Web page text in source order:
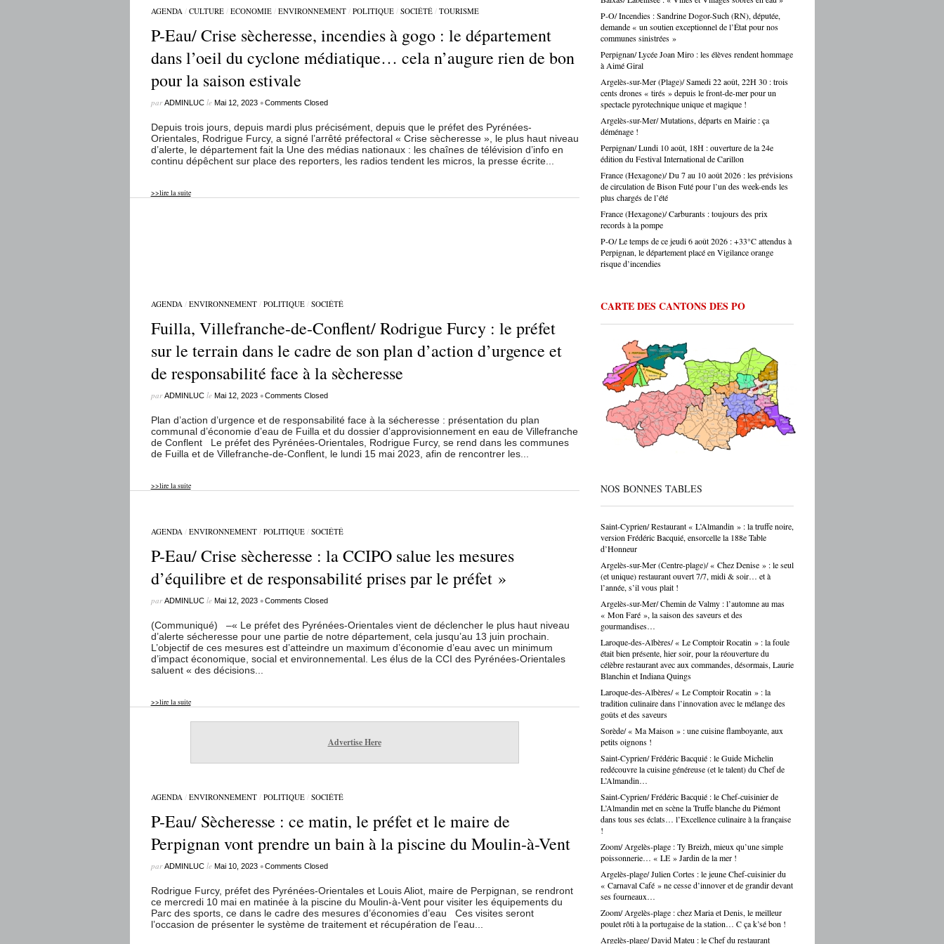
AGENDA/ CULTURE/ ECONOMIE/ ENVIRONNEMENT/ POLITIQUE/ SOCIÉTÉ/ TOURISME
P-Eau/ Crise sècheresse, incendies à gogo : le département
dans l’oeil du cyclone médiatique… cela n’augure rien de bon
pour la saison estivale
parADMINLUCle Mai 12, 2023 •Comments Closed
Depuis trois jours, depuis mardi plus précisément, depuis que le préfet des Pyrénées-
Orientales, Rodrigue Furcy, a signé l’arrêté préfectoral « Crise sècheresse », le plus haut niveau
d’alerte, le département fait la Une des médias nationaux : les chaînes de télévision d’info en
continu dépêchent sur place des reporters, les radios tendent les micros, la presse écrite...
>>lire la suite
AGENDA/ ENVIRONNEMENT/ POLITIQUE/ SOCIÉTÉ
Fuilla, Villefranche-de-Conflent/ Rodrigue Furcy : le préfet
sur le terrain dans le cadre de son plan d’action d’urgence et
de responsabilité face à la sècheresse
parADMINLUCle Mai 12, 2023 •Comments Closed
Plan d’action d’urgence et de responsabilité face à la sécheresse : présentation du plan
communal d’économie d’eau de Fuilla et du dossier d’approvisionnement en eau de Villefranche
de Conflent Le préfet des Pyrénées-Orientales, Rodrigue Furcy, se rend dans les communes
de Fuilla et de Villefranche-de-Conflent, le lundi 15 mai 2023, afin de rencontrer les...
>>lire la suite
AGENDA/ ENVIRONNEMENT/ POLITIQUE/ SOCIÉTÉ
P-Eau/ Crise sècheresse : la CCIPO salue les mesures
d’équilibre et de responsabilité prises par le préfet »
parADMINLUCle Mai 12, 2023 •Comments Closed
(Communiqué) –« Le préfet des Pyrénées-Orientales vient de déclencher le plus haut niveau
d’alerte sécheresse pour une partie de notre département, cela jusqu’au 13 juin prochain.
L’objectif de ces mesures est d’atteindre un maximum d’économie d’eau avec un minimum
d’impact économique, social et environnemental. Les élus de la CCI des Pyrénées-Orientales
saluent « des décisions...
>>lire la suite
Advertise Here
AGENDA/ ENVIRONNEMENT/ POLITIQUE/ SOCIÉTÉ
P-Eau/ Sècheresse : ce matin, le préfet et le maire de
Perpignan vont prendre un bain à la piscine du Moulin-à-Vent
parADMINLUCle Mai 10, 2023 •Comments Closed
Rodrigue Furcy, préfet des Pyrénées-Orientales et Louis Aliot, maire de Perpignan, se rendront
ce mercredi 10 mai en matinée à la piscine du Moulin-à-Vent pour visiter les équipements du
Parc des sports, ce dans le cadre des mesures d’économies d’eau Ces visites seront
l’occasion de présenter le système de traitement et récupération de l’eau...
là ferment, c’est toute une vie de territoire qui se
dégrade. Alors oui, on se bat pour eux, on les
défend auprès des collectivités, des institutions, du
législateur. Et on ne fait pas ça mollement. »
Ouillade.eu : justement, est-ce que les artisans
traversent une période difficile en ce moment ? -
Jérôme Montes : « Comme partout en France, les
artisans font face à une accumulation de pressions
: charges en hausse, coût des matières premières,
difficultés de recrutement, concurrence déloyale…
Et dans un département comme le nôtre, qui
présente des fragilités socio-économiques bien
identifiées, ces difficultés sont souvent amplifiées.
Le pouvoir d’achat des ménages qui se contracte,
ça touche directement les artisans. Mais je ne
veux pas verser dans le catastrophisme : il y a
aussi beaucoup de créations, beaucoup
d’énergie, beaucoup de jeunes qui choisissent
l’apprentissage et les métiers manuels. La
parlez de recrutement. On entend souvent que
l’artisanat ne trouve pas ses apprentis… -Jérôme
Montes : « C’est un sujet majeur, effectivement. Il y
trouver du travail immédiatement à la sortie du
société sur ces formations reste parfois
condescendant — et ça, franchement, c’est être
déconnecté de la réalité. Choisir un CAP de
pâtissier ou de carrossier, c’est choisir un métier,
un savoir-faire, une indépendance possible. Ce
n’est pas un choix par défaut. C’est souvent un
choix par passion. Et là, Cécile Hernandez nous
donne une belle leçon : la passion et[…]
Rien à voir avec Argelès-sur-Mer. Une confusion
qui est régulièrement faite par les touristes… et
certains journalistes parisiens. Sans oublier,
désormais, les chauffeurs de taxi parisiens.
P-O/ Incendies : Sandrine Dogor-Such (RN), députée,
demande « un soutien exceptionnel de l’État pour nos
communes sinistrées »
Perpignan/ Lycée Joan Miro : les élèves rendent hommage
à Aimé Giral
Argelès-sur-Mer (Plage)/ Samedi 22 août, 22H 30 : trois
cents drones « tirés » depuis le front-de-mer pour un
spectacle pyrotechnique unique et magique !
Argelès-sur-Mer/ Mutations, départs en Mairie : ça
déménage !
Perpignan/ Lundi 10 août, 18H : ouverture de la 24e
édition du Festival International de Carillon
France (Hexagone)/ Du 7 au 10 août 2026 : les prévisions
de circulation de Bison Futé pour l’un des week-ends les
plus chargés de l’été
France (Hexagone)/ Carburants : toujours des prix
records à la pompe
P-O/ Le temps de ce jeudi 6 août 2026 : +33°C attendus à
Perpignan, le département placé en Vigilance orange
risque d’incendies
CARTE DES CANTONS DES PO
NOS BONNES TABLES
Saint-Cyprien/ Restaurant « L’Almandin » : la truffe noire,
version Frédéric Bacquié, ensorcelle la 188e Table
d’Honneur
Argelès-sur-Mer (Centre-plage)/ « Chez Denise » : le seul
(et unique) restaurant ouvert 7/7, midi & soir… et à
l’année, s’il vous plait !
Argelès-sur-Mer/ Chemin de Valmy : l’automne au mas
« Mon Faré », la saison des saveurs et des
gourmandises…
Laroque-des-Albères/ « Le Comptoir Rocatin » : la foule
était bien présente, hier soir, pour la réouverture du
célèbre restaurant avec aux commandes, désormais, Laurie
Blanchin et Indiana Quings
Laroque-des-Albères/ « Le Comptoir Rocatin » : la
tradition culinaire dans l’innovation avec le mélange des
goûts et des saveurs
Sorède/ « Ma Maison » : une cuisine flamboyante, aux
petits oignons !
Saint-Cyprien/ Frédéric Bacquié : le Guide Michelin
redécouvre la cuisine généreuse (et le talent) du Chef de
L’Almandin…
Saint-Cyprien/ Frédéric Bacquié : le Chef-cuisinier de
L’Almandin met en scène la Truffe blanche du Piémont
dans tous ses éclats… l’Excellence culinaire à la française
!
Zoom/ Argelès-plage : Ty Breizh, mieux qu’une simple
poissonnerie… « LE » Jardin de la mer !
Argelès-plage/ Julien Cortes : le jeune Chef-cuisinier du
« Carnaval Café » ne cesse d’innover et de grandir devant
ses fourneaux…
Zoom/ Argelès-plage : chez Maria et Denis, le meilleur
poulet rôti à la portugaise de la station… C ça k’sé bon !
Argelès-plage/ David Mateu : le Chef du restaurant